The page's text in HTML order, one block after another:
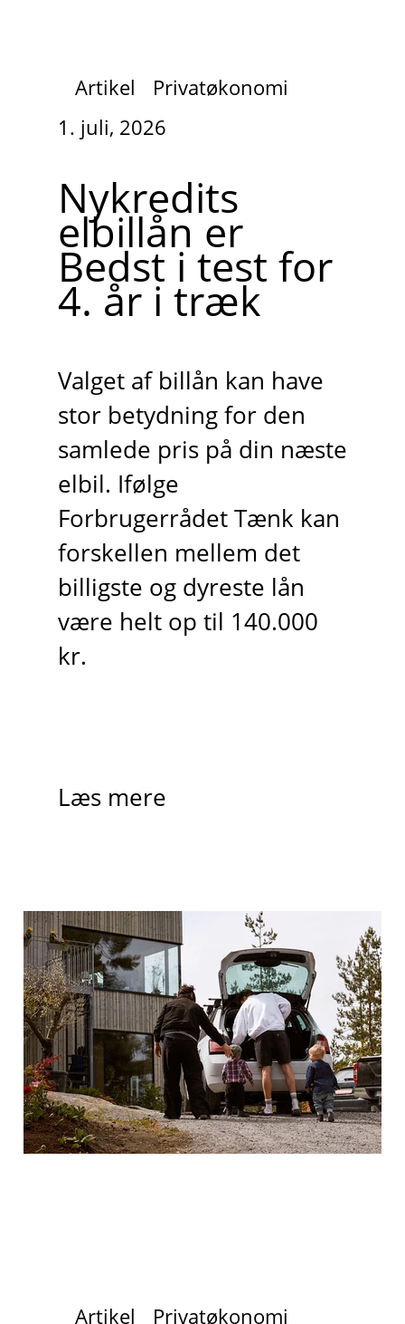
Artikel
Privatøkonomi
1. juli, 2026
Nykredits
elbillån er
Bedst i test for
4. år i træk
Valget af billån kan have
stor betydning for den
samlede pris på din næste
elbil. Ifølge
Forbrugerrådet Tænk kan
forskellen mellem det
billigste og dyreste lån
være helt op til 140.000
kr.
Læs mere
Artikel Privatøkonomi